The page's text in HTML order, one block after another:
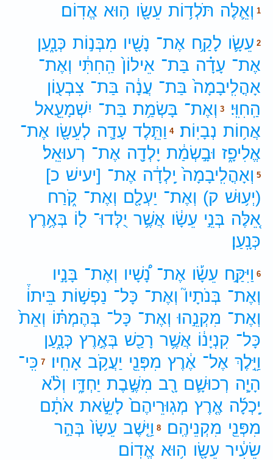
1 וְאֵ֛לֶּה תֹּלְד֥וֹת עֵשָׂ֖ו ה֥וּא אֱדֽוֹם׃
2 עֵשָׂ֛ו לָקַ֥ח אֶת־ נָשָׁ֖יו מִבְּנ֣וֹת כְּנָ֑עַן
אֶת־ עָדָ֗ה בַּת־ אֵילוֹן֙ הַֽחִתִּ֔י וְאֶת־
אָהֳלִֽיבָמָה֙ בַּת־ עֲנָ֔ה בַּת־ צִבְע֖וֹן
הַֽחִוִּֽי׃
3 וְאֶת־ בָּשְׂמַ֥ת בַּת־ יִשְׁמָעֵ֖אל
אֲח֥וֹת נְבָיֽוֹת׃ 4 וַתֵּ֧לֶד עָדָ֛ה לְעֵשָׂ֖ו אֶת־
אֱלִיפָ֑ז וּבָ֣שְׂמַ֔ת יָלְדָ֖ה אֶת־ רְעוּאֵֽל׃
5 וְאָהֳלִֽיבָמָה֙ יָֽלְדָ֔ה אֶת־ [יעישׁ כ]
(יְע֥וּשׁ ק) וְאֶת־ יַעְלָ֖ם וְאֶת־ קֹ֑רַח
אֵ֚לֶּה בְּנֵ֣י עֵשָׂ֔ו אֲשֶׁ֥ר יֻלְּדוּ־ ל֖וֹ בְּאֶ֥רֶץ
כְּנָֽעַן׃
6 וַיִּקַּ֣ח עֵשָׂ֡ו אֶת־ נָ֠שָׁיו וְאֶת־ בָּנָ֣יו
וְאֶת־ בְּנֹתָיו֮ וְאֶת־ כָּל־ נַפְשׁ֣וֹת בֵּיתוֹ֒
וְאֶת־ מִקְנֵ֣הוּ וְאֶת־ כָּל־ בְּהֶמְתּ֗וֹ וְאֵת֙
כָּל־ קִנְיָנ֔וֹ אֲשֶׁ֥ר רָכַ֖שׁ בְּאֶ֣רֶץ כְּנָ֑עַן
וַיֵּ֣לֶךְ אֶל־ אֶ֔רֶץ מִפְּנֵ֖י יַעֲקֹ֥ב אָחִֽיו׃ 7 כִּֽי־
הָיָ֧ה רְכוּשָׁ֛ם רָ֖ב מִשֶּׁ֣בֶת יַחְדָּ֑ו וְלֹ֨א
יָֽכְלָ֜ה אֶ֤רֶץ מְגֽוּרֵיהֶם֙ לָשֵׂ֣את אֹתָ֔ם
מִפְּנֵ֖י מִקְנֵיהֶֽם׃ 8 וַיֵּ֤שֶׁב עֵשָׂו֙ בְּהַ֣ר
שֵׂעִ֔יר עֵשָׂ֖ו ה֥וּא אֱדֽוֹם׃